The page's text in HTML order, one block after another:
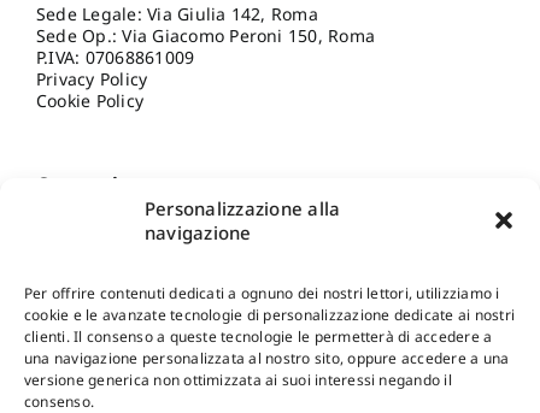
Personalizzazione alla
navigazione
Per offrire contenuti dedicati a ognuno dei nostri lettori, utilizziamo i
cookie e le avanzate tecnologie di personalizzazione dedicate ai nostri
clienti. Il consenso a queste tecnologie le permetterà di accedere a
una navigazione personalizzata al nostro sito, oppure accedere a una
versione generica non ottimizzata ai suoi interessi negando il
consenso.
Sede Legale: Via Giulia 142, Roma
Sede Op.: Via Giacomo Peroni 150, Roma
P.IVA: 07068861009
Privacy Policy
Cookie Policy
Contatti
Numero verde gratuito:800.894.409
Urgenze:348.4769803
FAX: 06.68806189
Informazioni: info@gangemieditore.it
PEC: gangemieditore@pec.it